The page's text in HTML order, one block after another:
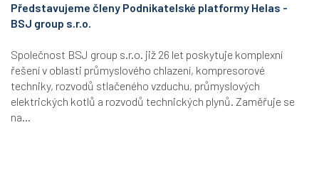
Představujeme členy Podnikatelské platformy Helas -
BSJ group s.r.o.
Společnost BSJ group s.r.o. již 26 let poskytuje komplexní
řešení v oblasti průmyslového chlazení, kompresorové
techniky, rozvodů stlačeného vzduchu, průmyslových
elektrických kotlů a rozvodů technických plynů. Zaměřuje se
na...